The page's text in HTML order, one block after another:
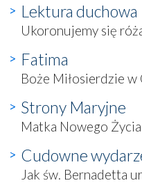
Lektura duchowa
Ukoronujemy się
Fatima
Boże Miłosierdzie
Strony Maryjne
Matka Nowego Życia
Cudowne
Jak św. Bernadetta